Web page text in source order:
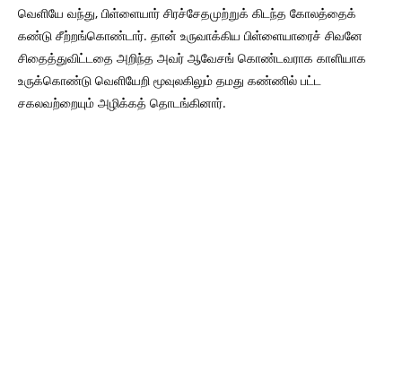
வெளியே வந்து, பிள்ளையார் சிரச்சேதமுற்றுக் கிடந்த கோலத்தைக்
கண்டு சீற்றங்கொண்டார். தான் உருவாக்கிய பிள்ளையாரைச் சிவனே
சிதைத்துவிட்டதை அறிந்த அவர் ஆவேசங் கொண்டவராக காளியாக
உருக்கொண்டு வெளியேறி மூவுலகிலும் தமது கண்ணில் பட்ட
சகலவற்றையும் அழிக்கத் தொடங்கினார்.